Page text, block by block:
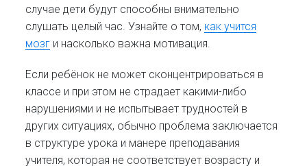
случае дети будут способны внимательно
слушать целый час. Узнайте о том, как учится
мозг и насколько важна мотивация.
Если ребёнок не может сконцентрироваться в
классе и при этом не страдает какими-либо
нарушениями и не испытывает трудностей в
других ситуациях, обычно проблема заключается
в структуре урока и манере преподавания
учителя, которая не соответствует возрасту и